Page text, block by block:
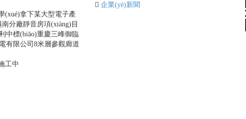
(xué)拿下某大型電子產
分廠靜音房項(xiàng)目
中標(biāo)重慶三峰御臨
有限公司8米層參觀廊道
工中
企業(yè)新聞